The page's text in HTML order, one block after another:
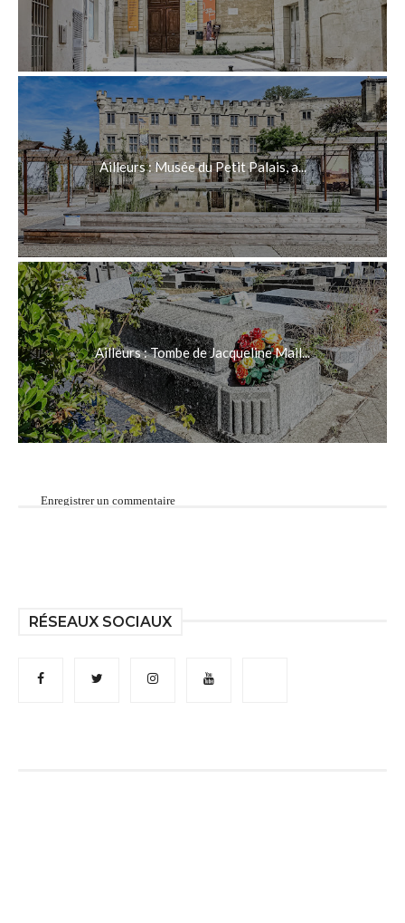
Ailleurs : Musée du Petit Palais, a...
Ailleurs : Tombe de Jacqueline Mail...
Enregistrer un commentaire
RÉSEAUX SOCIAUX